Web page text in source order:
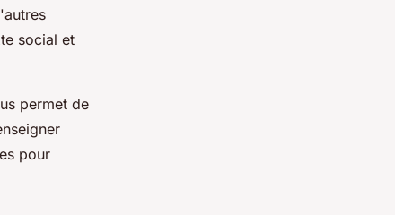
social et
permet de
pour